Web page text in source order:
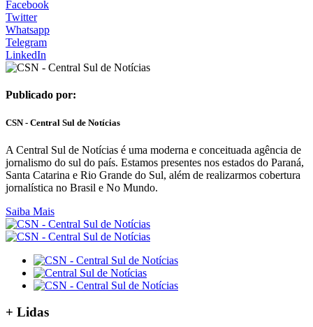
Facebook
Twitter
Whatsapp
Telegram
LinkedIn
Publicado por:
CSN - Central Sul de Notícias
A Central Sul de Notícias é uma moderna e conceituada agência de
jornalismo do sul do país. Estamos presentes nos estados do Paraná,
Santa Catarina e Rio Grande do Sul, além de realizarmos cobertura
jornalística no Brasil e No Mundo.
Saiba Mais
+ Lidas